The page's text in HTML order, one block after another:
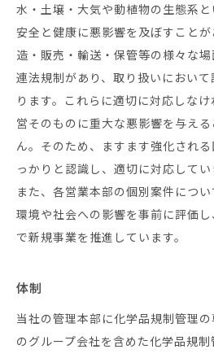
水・土壌・大気や動植物の生態系
安全と健康に悪影響を及ぼすこと
造・販売・輸送・保管等の様々な
連法規制があり、取り扱いにおい
ります。これらに適切に対応しな
営そのものに重大な悪影響を与え
ん。そのため、ますます強化され
っかりと認識し、適切に対応してい
また、各営業本部の個別案件につ
環境や社会への影響を事前に評価
で新規事業を推進しています。
体制
当社の管理本部に化学品規制管理
のグループ会社を含めた化学品規